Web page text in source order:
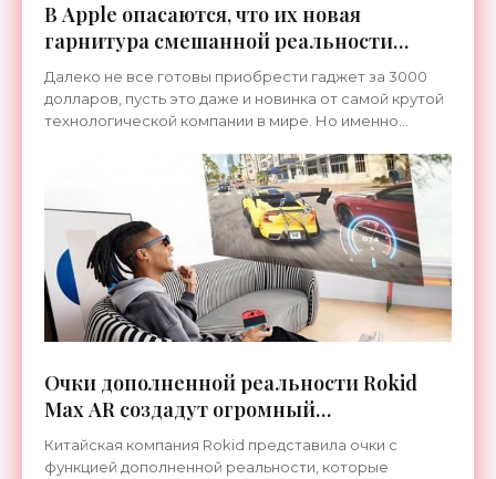
В Apple опасаются, что их новая
гарнитура смешанной реальности
окажется крайне дорогим провалом -
«Гаджеты»
Далеко не все готовы приобрести гаджет за 3000
долларов, пусть это даже и новинка от самой крутой
технологической компании в мире. Но именно
Очки дополненной реальности Rokid
Max AR создадут огромный
виртуальный экран перед глазами
владельца - «Гаджеты»
Китайская компания Rokid представила очки с
функцией дополненной реальности, которые